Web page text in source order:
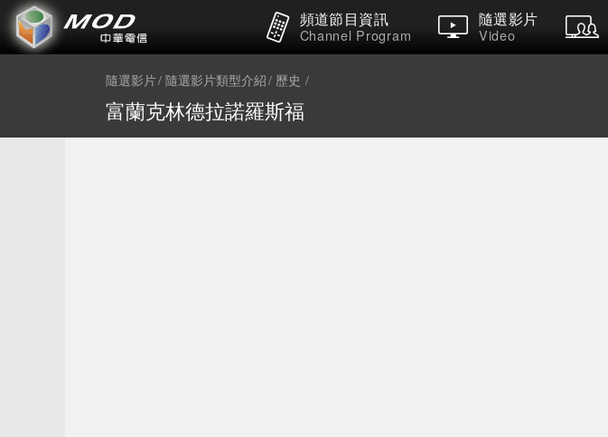
頻道節目資訊
Channel Program
隨選影片
Video
隨選影片 隨選影片類型介紹 歷史
富蘭克林德拉諾羅斯福